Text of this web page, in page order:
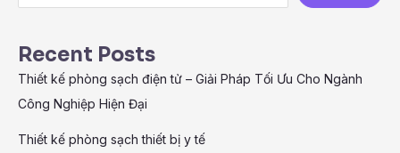
Recent Posts
Thiết kế phòng sạch điện tử – Giải Pháp Tối Ưu Cho Ngành
Công Nghiệp Hiện Đại
Thiết kế phòng sạch thiết bị y tế